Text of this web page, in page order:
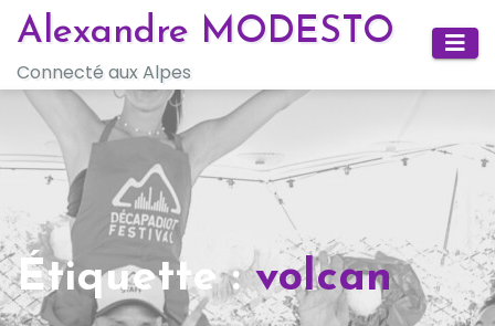
Skip
content
Alexandre MODESTO
Connecté aux Alpes
Étiquette :volcan